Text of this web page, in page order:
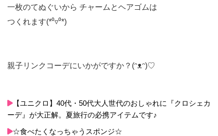
一枚のてぬぐいから チャームとヘアゴムは
つくれます(*⁰▿⁰*)
親子リンクコーデにいかがですか？(ᵔᴥᵔ)♡
【ユニクロ】40代・50代大人世代のおしゃれに『クロシェカ
ーデ』が大正解。夏旅行の必携アイテムです♪
☆食べたくなっちゃうスポンジ☆